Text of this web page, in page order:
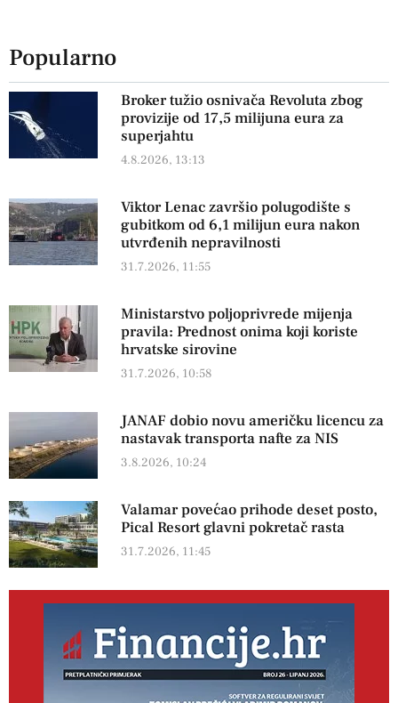
Popularno
Broker tužio osnivača Revoluta zbog
provizije od 17,5 milijuna eura za
superjahtu
4.8.2026, 13:13
Viktor Lenac završio polugodište s
gubitkom od 6,1 milijun eura nakon
utvrđenih nepravilnosti
31.7.2026, 11:55
Ministarstvo poljoprivrede mijenja
pravila: Prednost onima koji koriste
hrvatske sirovine
31.7.2026, 10:58
JANAF dobio novu američku licencu za
nastavak transporta nafte za NIS
3.8.2026, 10:24
Valamar povećao prihode deset posto,
Pical Resort glavni pokretač rasta
31.7.2026, 11:45